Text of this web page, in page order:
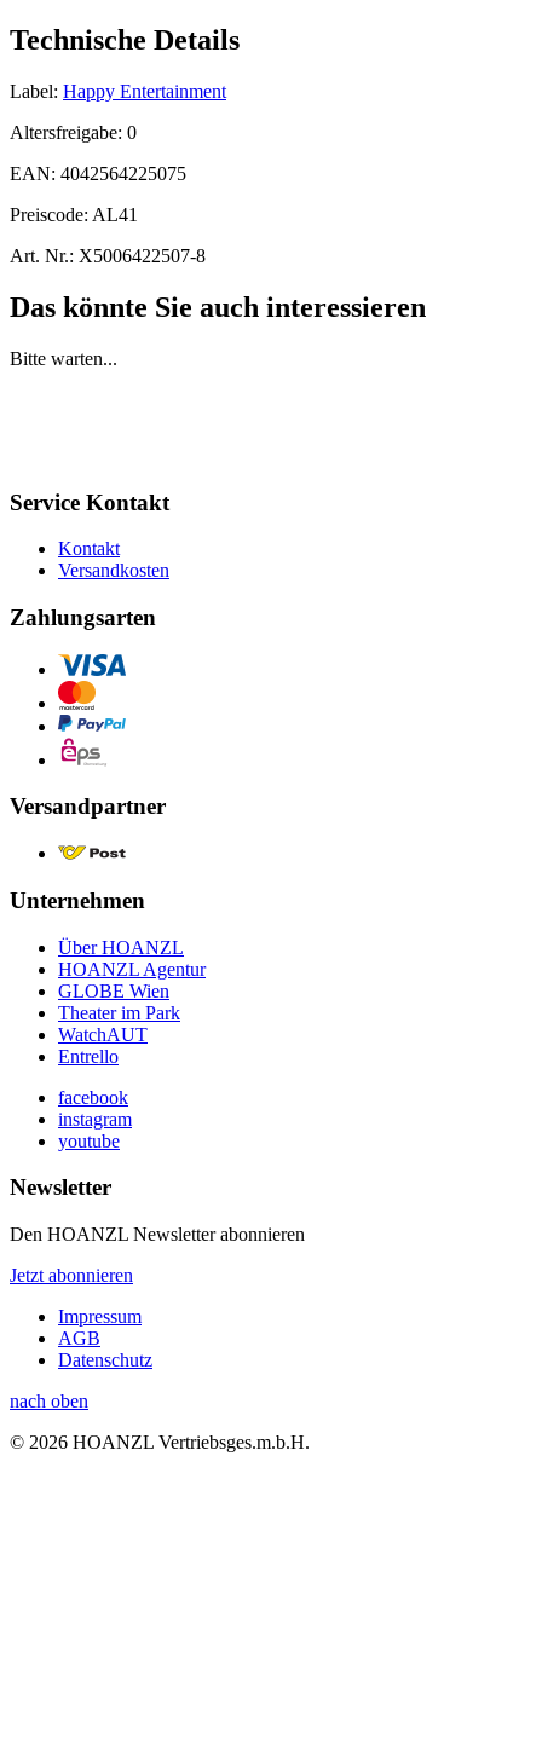
Technische Details
Label: Happy Entertainment
Altersfreigabe: 0
EAN: 4042564225075
Preiscode: AL41
Art. Nr.: X5006422507-8
Das könnte Sie auch interessieren
Bitte warten...
Service Kontakt
Kontakt
Versandkosten
Zahlungsarten
Versandpartner
Unternehmen
Über HOANZL
HOANZL Agentur
GLOBE Wien
Theater im Park
WatchAUT
Entrello
facebook
instagram
youtube
Newsletter
Den HOANZL Newsletter abonnieren
Jetzt abonnieren
Impressum
AGB
Datenschutz
nach oben
© 2026 HOANZL Vertriebsges.m.b.H.